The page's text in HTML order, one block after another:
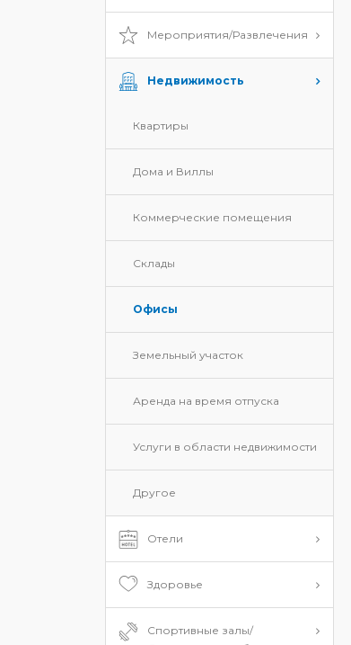
Мероприятия/Развлечения
Недвижимость
Квартиры
Дома и Виллы
Коммерческие помещения
Склады
Офисы
Земельный участок
Аренда на время отпуска
Услуги в области недвижимости
Другое
Отели
Здоровье
Спортивные залы/